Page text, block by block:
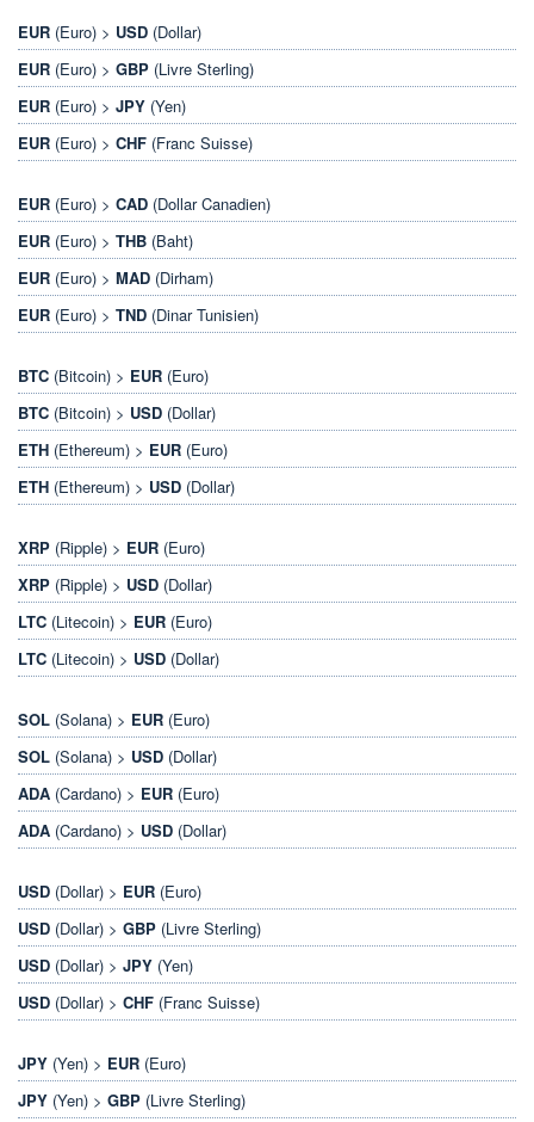
EUR (Euro) > USD (Dollar)
EUR (Euro) > GBP (Livre Sterling)
EUR (Euro) > JPY (Yen)
EUR (Euro) > CHF (Franc Suisse)
EUR (Euro) > CAD (Dollar Canadien)
EUR (Euro) > THB (Baht)
EUR (Euro) > MAD (Dirham)
EUR (Euro) > TND (Dinar Tunisien)
BTC (Bitcoin) > EUR (Euro)
BTC (Bitcoin) > USD (Dollar)
ETH (Ethereum) > EUR (Euro)
ETH (Ethereum) > USD (Dollar)
XRP (Ripple) > EUR (Euro)
XRP (Ripple) > USD (Dollar)
LTC (Litecoin) > EUR (Euro)
LTC (Litecoin) > USD (Dollar)
SOL (Solana) > EUR (Euro)
SOL (Solana) > USD (Dollar)
ADA (Cardano) > EUR (Euro)
ADA (Cardano) > USD (Dollar)
USD (Dollar) > EUR (Euro)
USD (Dollar) > GBP (Livre Sterling)
USD (Dollar) > JPY (Yen)
USD (Dollar) > CHF (Franc Suisse)
JPY (Yen) > EUR (Euro)
JPY (Yen) > GBP (Livre Sterling)